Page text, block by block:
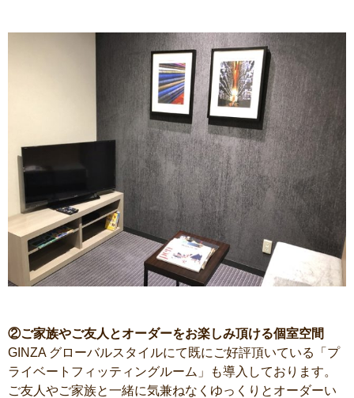
②ご家族やご友人とオーダーをお楽しみ頂ける個室空間
GINZA グローバルスタイルにて既にご好評頂いている「プ
ライベートフィッティングルーム」も導入しております。
ご友人やご家族と一緒に気兼ねなくゆっくりとオーダーい